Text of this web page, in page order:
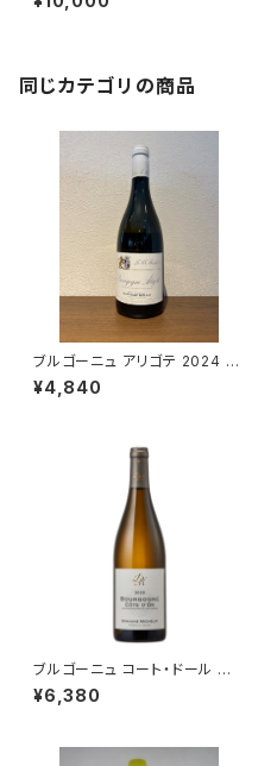
ルダン
同じカテゴリの商品
ブルゴーニュ アリゴテ 2024 ジ
ャン・マルク・ボワイヨ 白ワイン
ブルゴーニュ フランス 750ml
¥4,840
ブルゴーニュ コート・ドール ブラ
ン 2020 750ml ドメーヌ・ミシ
ュロ
¥6,380